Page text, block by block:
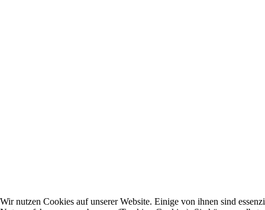
Wir nutzen Cookies auf unserer Website. Einige von ihnen sind